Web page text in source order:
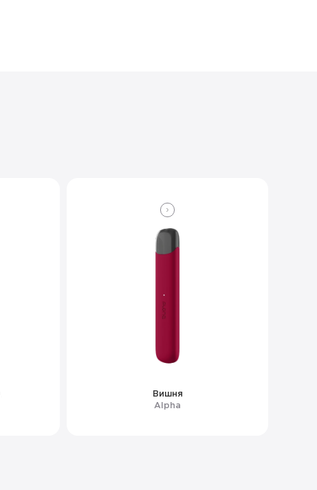
Вишня
Alpha